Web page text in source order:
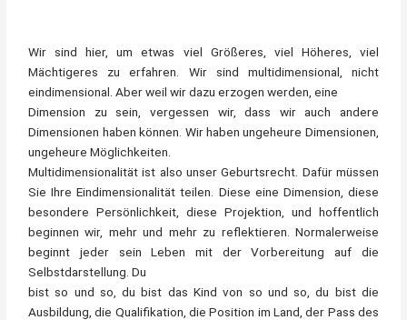
Wir sind hier, um etwas viel Größeres, viel Höheres, viel
Mächtigeres zu erfahren. Wir sind multidimensional, nicht
eindimensional. Aber weil wir dazu erzogen werden, eine
Dimension zu sein, vergessen wir, dass wir auch andere
Dimensionen haben können. Wir haben ungeheure Dimensionen,
ungeheure Möglichkeiten.
Multidimensionalität ist also unser Geburtsrecht. Dafür müssen
Sie Ihre Eindimensionalität teilen. Diese eine Dimension, diese
besondere Persönlichkeit, diese Projektion, und hoffentlich
beginnen wir, mehr und mehr zu reflektieren. Normalerweise
beginnt jeder sein Leben mit der Vorbereitung auf die
Selbstdarstellung. Du
bist so und so, du bist das Kind von so und so, du bist die
Ausbildung, die Qualifikation, die Position im Land, der Pass des